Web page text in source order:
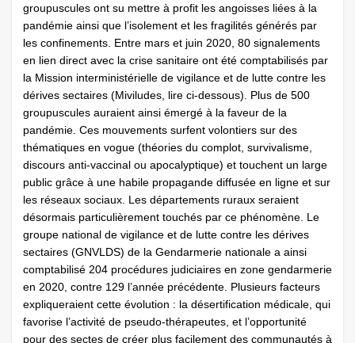
groupuscules ont su mettre à profit les angoisses liées à la
pandémie ainsi que l’isolement et les fragilités générés par
les confinements. Entre mars et juin 2020, 80 signalements
en lien direct avec la crise sanitaire ont été comptabilisés par
la Mission interministérielle de vigilance et de lutte contre les
dérives sectaires (Miviludes, lire ci-dessous). Plus de 500
groupuscules auraient ainsi émergé à la faveur de la
pandémie. Ces mouvements surfent volontiers sur des
thématiques en vogue (théories du complot, survivalisme,
discours anti-vaccinal ou apocalyptique) et touchent un large
public grâce à une habile propagande diffusée en ligne et sur
les réseaux sociaux. Les départements ruraux seraient
désormais particulièrement touchés par ce phénomène. Le
groupe national de vigilance et de lutte contre les dérives
sectaires (GNVLDS) de la Gendarmerie nationale a ainsi
comptabilisé 204 procédures judiciaires en zone gendarmerie
en 2020, contre 129 l’année précédente. Plusieurs facteurs
expliqueraient cette évolution : la désertification médicale, qui
favorise l’activité de pseudo-thérapeutes, et l’opportunité
pour des sectes de créer plus facilement des communautés à